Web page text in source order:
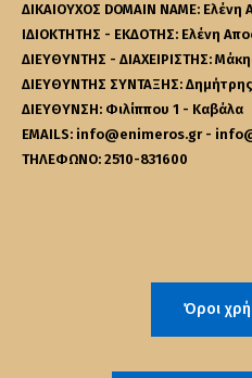
ΔΙΚΑΙΟΥΧΟΣ DOMAIN NAME:
ΙΔΙΟΚΤΗΤΗΣ - ΕΚΔΟΤΗΣ: Ελένη
ΔΙΕΥΘΥΝΤΗΣ - ΔΙΑΧΕΙΡΙΣΤΗΣ:
ΔΙΕΥΘΥΝΤΗΣ ΣΥΝΤΑΞΗΣ: Δημήτρης
ΔΙΕΥΘΥΝΣΗ: Φιλίππου 1 - Καβάλα
EMAILS: info@enimeros.gr -
ΤΗΛΕΦΩΝΟ: 2510-831600
Όροι